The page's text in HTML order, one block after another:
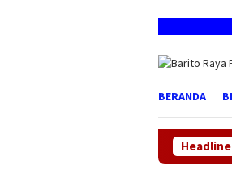
BERANDA
Headline
RSUD dr. Doris Sylvanus Raih